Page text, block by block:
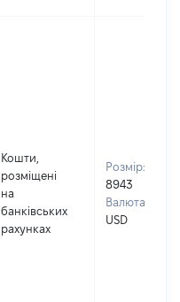
Кошти,
розміщені
на
банківських
рахунках
Розмір:
8943
Валюта:
USD